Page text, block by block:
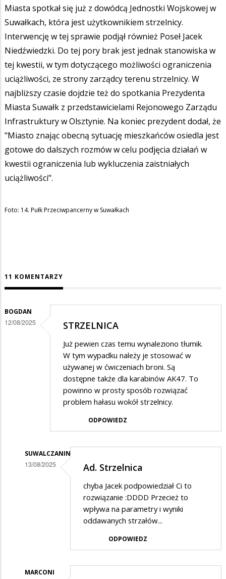
Miasta spotkał się już z dowódcą Jednostki Wojskowej w
Suwałkach, która jest użytkownikiem strzelnicy.
Interwencję w tej sprawie podjął również Poseł Jacek
Niedźwiedzki. Do tej pory brak jest jednak stanowiska w
tej kwestii, w tym dotyczącego możliwości ograniczenia
uciążliwości, ze strony zarządcy terenu strzelnicy. W
najbliższy czasie dojdzie też do spotkania Prezydenta
Miasta Suwałk z przedstawicielami Rejonowego Zarządu
Infrastruktury w Olsztynie. Na koniec prezydent dodał, że
"Miasto znając obecną sytuację mieszkańców osiedla jest
gotowe do dalszych rozmów w celu podjęcia działań w
kwestii ograniczenia lub wykluczenia zaistniałych
uciążliwości".
Foto: 14. Pułk Przeciwpancerny w Suwałkach
11 KOMENTARZY
BOGDAN
12/08/2025 STRZELNICA
Już pewien czas temu wynaleziono tłumik.
W tym wypadku należy je stosować w
używanej w ćwiczeniach broni. Są
dostępne także dla karabinów AK47. To
powinno w prosty sposób rozwiązać
problem hałasu wokół strzelnicy.
ODPOWIEDZ
SUWALCZANIN
13/08/2025
STRZELNICA
Ad. Strzelnica
chyba Jacek podpowiedział Ci to
rozwiązanie :DDDD Przecież to
wpływa na parametry i wyniki
oddawanych strzałów...
ODPOWIEDZ
MARCONI